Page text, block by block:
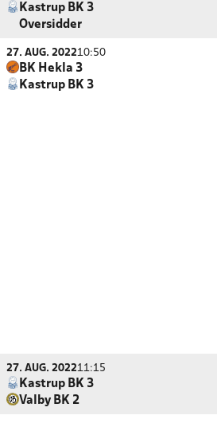
Kastrup BK 3
Oversidder
27. AUG. 202210:50
BK Hekla 3
Kastrup BK 3
27. AUG. 202211:15
Kastrup BK 3
Valby BK 2